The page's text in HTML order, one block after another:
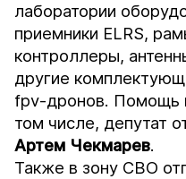
лаборатории
приемники ELRS,
контроллеры,
другие
fpv-дронов. Помощь
том числе, депутат
Артем Чекмарев.
Также в зону СВО